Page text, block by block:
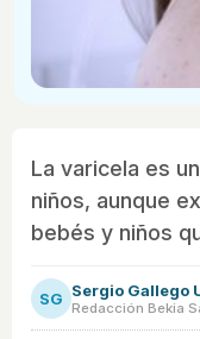
La varicela es
niños, aunque
bebés y niños
SG Sergio Gallego
Redacción Bekia